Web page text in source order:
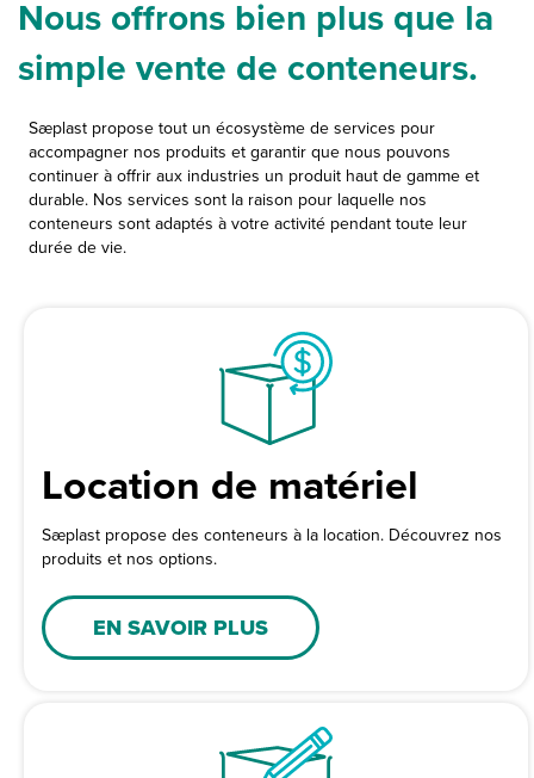
Nous offrons bien plus que la
simple vente de conteneurs.
Sæplast propose tout un écosystème de services pour
accompagner nos produits et garantir que nous pouvons
continuer à offrir aux industries un produit haut de gamme et
durable. Nos services sont la raison pour laquelle nos
conteneurs sont adaptés à votre activité pendant toute leur
durée de vie.
Location de matériel
Sæplast propose des conteneurs à la location. Découvrez nos
produits et nos options.
EN SAVOIR PLUS